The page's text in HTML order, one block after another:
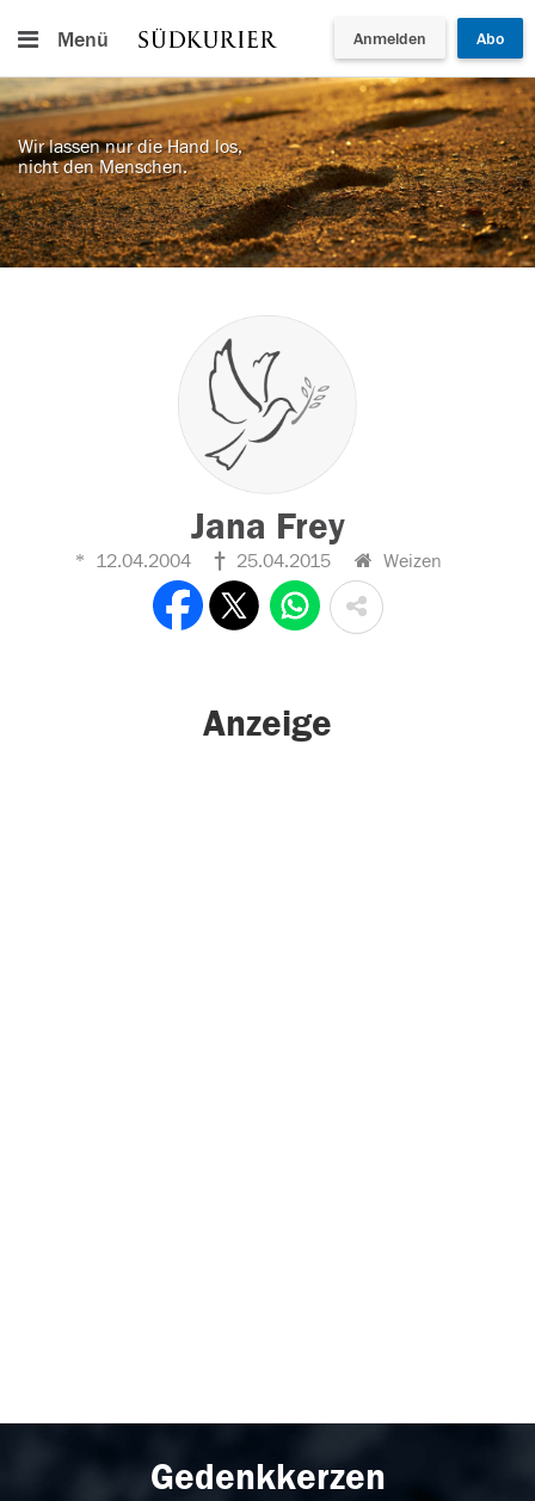
Menü Anmelden Abo
Wir lassen nur die Hand los,
nicht den Menschen.
Jana Frey
12.04.2004 25.04.2015 Weizen
Anzeige
Gedenkkerzen